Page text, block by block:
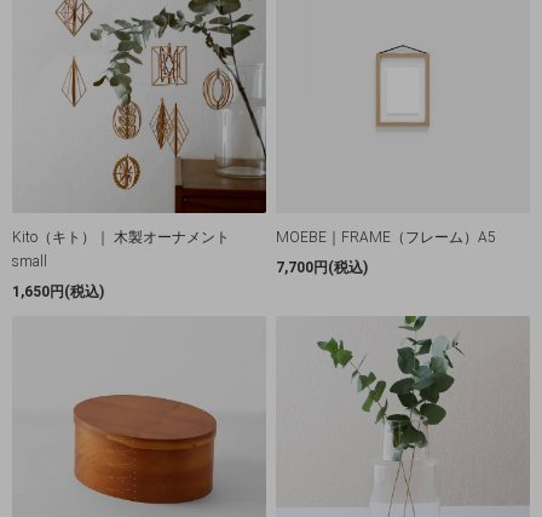
Kito（キト）｜ 木製オーナメント
small
1,650円(税込)
MOEBE｜FRAME（フレーム）A5
7,700円(税込)